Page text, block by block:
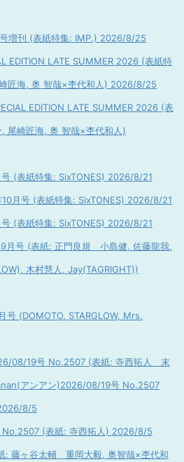
増刊 (表紙特集: IMP.) 2026/8/25
EDITION LATE SUMMER 2026 (表紙特
匠海, 奥 智哉×杢代和人) 2026/8/25
EDITION LATE SUMMER 2026 (表
尾崎匠海, 奥 智哉×杢代和人)
(表紙特集: SixTONES) 2026/8/21
月号 (表紙特集: SixTONES) 2026/8/21
(表紙特集: SixTONES) 2026/8/21
月号 (表紙: 正門良規 小島健, 佐藤龍我,
木村慧人, Jay(TAGRIGHT))
(DOMOTO, STARGLOW, Mrs.
08/19号 No.2507 (表紙: 寺西拓人 末
アンアン)2026/08/19号 No.2507
8/5
(表紙: 寺西拓人) 2026/8/5
: 藤ヶ谷太輔 重岡大毅, 奥智哉×杢代和